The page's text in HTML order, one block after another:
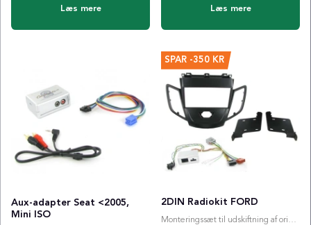
Læs mere Læs mere
Aux-adapter Seat <2005,
Mini ISO
SPAR -350 KR
2DIN Radiokit FORD
Monteringssæt til udskiftning af originalradio